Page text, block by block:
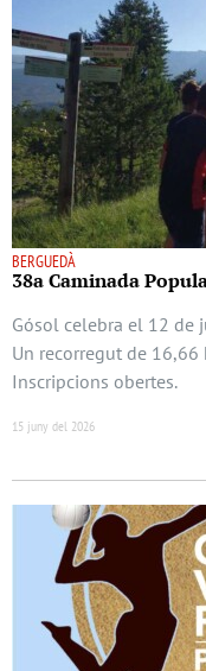
BERGUEDÀ
38a Caminada
Gósol celebra el 12 de
Un recorregut de 16,66
Inscripcions obertes.
15 juny del 2026